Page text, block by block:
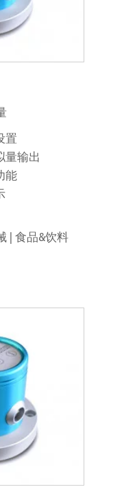
置
量输出
能
| 食品&饮料